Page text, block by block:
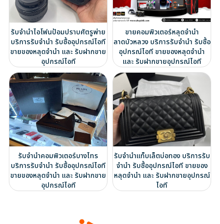
รับจำนำไอโฟนป้อมปราบศัตรูพ่าย
บริการรับจำนำ รับซื้ออุปกรณ์ไอที
ขายของหลุดจำนำ และ รับฝากขาย
อุปกรณ์ไอที
ขายคอมพิวเตอร์หลุดจำนำ
ลาดบัวหลวง บริการรับจำนำ รับซื้อ
อุปกรณ์ไอที ขายของหลุดจำนำ
และ รับฝากขายอุปกรณ์ไอที
รับจำนำคอมพิวเตอร์บางไทร
บริการรับจำนำ รับซื้ออุปกรณ์ไอที
ขายของหลุดจำนำ และ รับฝากขาย
อุปกรณ์ไอที
รับจำนำแท็บเล็ตบ่อทอง บริการรับ
จำนำ รับซื้ออุปกรณ์ไอที ขายของ
หลุดจำนำ และ รับฝากขายอุปกรณ์
ไอที